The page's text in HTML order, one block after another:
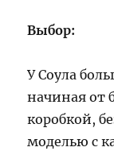
Выбор:
У Соула
начиная от
коробкой,
моделью с